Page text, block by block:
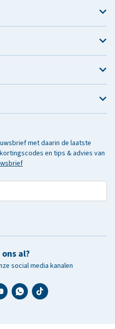
met daarin de laatste
en tips & advies van
al?
social media kanalen